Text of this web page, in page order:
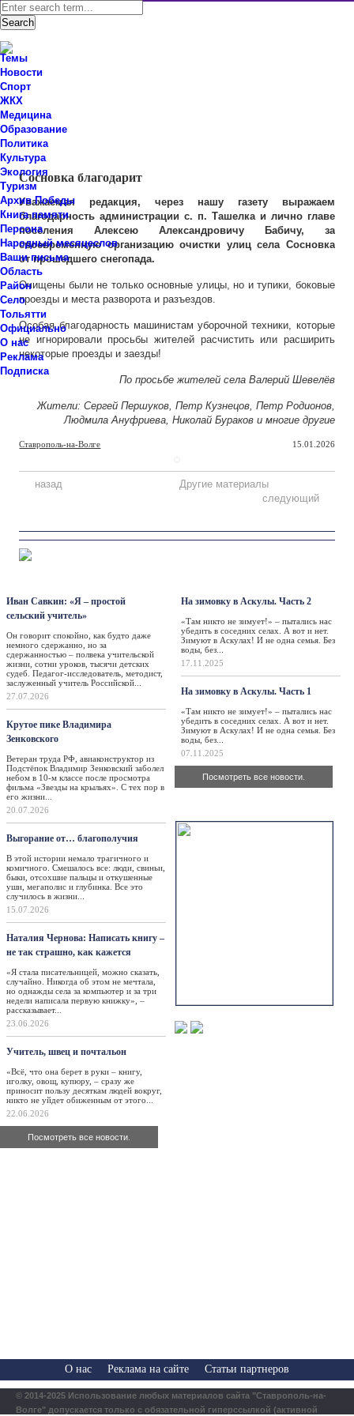
Сосновка благодарит
Уважаемая редакция, через нашу газету выражаем
благодарность администрации с. п. Ташелка и лично главе
поселения Алексею Александровичу Бабичу, за
своевременную организацию очистки улиц села Сосновка
от прошедшего снегопада.
Очищены были не только основные улицы, но и тупики, боковые
проезды и места разворота и разъездов.
Особая благодарность машинистам уборочной техники, которые
не игнорировали просьбы жителей расчистить или расширить
некоторые проезды и заезды!
По просьбе жителей села Валерий Шевелёв
Жители: Сергей Першуков, Петр Кузнецов, Петр Родионов,
Людмила Ануфриева, Николай Бураков и многие другие
Ставрополь-на-Волге 15.01.2026
назад
Другие материалы
следующий
Иван Савкин: «Я – простой
сельский учитель»
Он говорит спокойно, как будто даже
немного сдержанно, но за
сдержанностью – полвека учительской
жизни, сотни уроков, тысячи детских
судеб. Педагог-исследователь, методист,
заслуженный учитель Российской...
27.07.2026
Крутое пике Владимира
Зенковского
Ветеран труда РФ, авиаконструктор из
Подстёпок Владимир Зенковский заболел
небом в 10-м классе после просмотра
фильма «Звезды на крыльях». С тех пор в
его жизни...
20.07.2026
Выгорание от… благополучия
В этой истории немало трагичного и
комичного. Смешалось все: люди, свиньи,
быки, отсохшие пальцы и откушенные
уши, мегаполис и глубинка. Все это
случилось в жизни...
15.07.2026
Наталия Чернова: Написать книгу –
не так страшно, как кажется
«Я стала писательницей, можно сказать,
случайно. Никогда об этом не мечтала,
но однажды села за компьютер и за три
недели написала первую книжку», –
рассказывает...
23.06.2026
Учитель, швец и почтальон
«Всё, что она берет в руки – книгу,
иголку, овощ, купюру, – сразу же
приносит пользу десяткам людей вокруг,
никто не уйдет обиженным от этого...
22.06.2026
Посмотреть все новости.
На зимовку в Аскулы. Часть 2
«Там никто не зимует!» – пытались нас
убедить в соседних селах. А вот и нет.
Зимуют в Аскулах! И не одна семья. Без
воды, без...
17.11.2025
На зимовку в Аскулы. Часть 1
«Там никто не зимует!» – пытались нас
убедить в соседних селах. А вот и нет.
Зимуют в Аскулах! И не одна семья. Без
воды, без...
07.11.2025
Посмотреть все новости.
О нас Реклама на сайте Статьи партнеров
© 2014-2025 Использование любых материалов сайта "Ставрополь-на-
Волге" допускается только с обязательной гиперссылкой (активной
Темы
Новости
Спорт
ЖКХ
Медицина
Образование
Политика
Культура
Экология
Туризм
Архив Победы
Книга памяти
Персона
Народный месяцеслов
Ваши письма
Область
Район
Село
Тольятти
Официально
О нас
Реклама
Подписка